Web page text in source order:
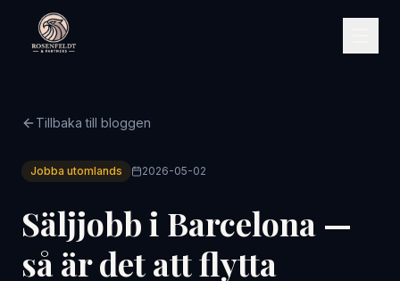
Tillbaka till bloggen
Jobba utomlands 2026-05-02
Säljjobb i Barcelona —
så är det att flytta